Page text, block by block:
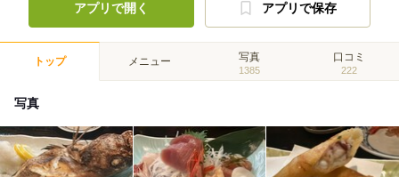
アプリで開く アプリで保存
トップ メニュー 写真
1385
口コミ
222
写真